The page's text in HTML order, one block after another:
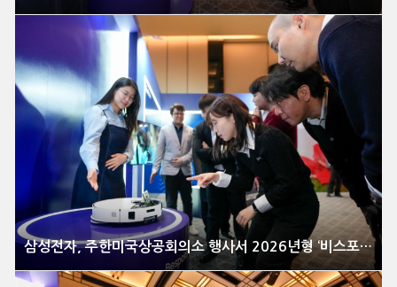
삼성전자, 주한미국상공회의소 행사서 2026년형 ‘비스포크 AI 스팀’ 로봇청소기 시연